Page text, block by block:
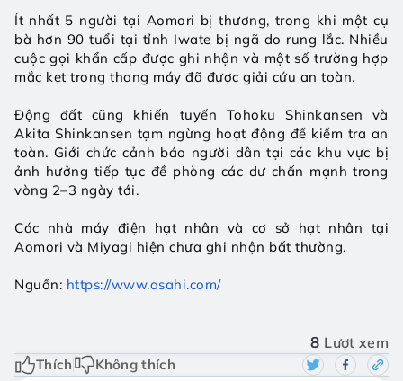
Ít nhất 5 người tại Aomori bị thương, trong khi một cụ
bà hơn 90 tuổi tại tỉnh Iwate bị ngã do rung lắc. Nhiều
cuộc gọi khẩn cấp được ghi nhận và một số trường hợp
mắc kẹt trong thang máy đã được giải cứu an toàn.
Động đất cũng khiến tuyến Tohoku Shinkansen và
Akita Shinkansen tạm ngừng hoạt động để kiểm tra an
toàn. Giới chức cảnh báo người dân tại các khu vực bị
ảnh hưởng tiếp tục đề phòng các dư chấn mạnh trong
vòng 2–3 ngày tới.
Các nhà máy điện hạt nhân và cơ sở hạt nhân tại
Aomori và Miyagi hiện chưa ghi nhận bất thường.
Nguồn: https://www.asahi.com/
8 Lượt xem
Thích Không thích